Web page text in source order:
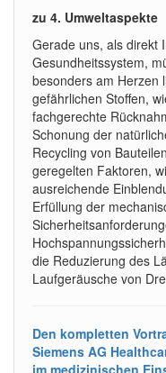
zu 4. Umweltaspekte
Gerade uns, als direkt
Gesundheitssystem,
besonders am Herzen
gefährlichen Stoffen,
fachgerechte
Schonung der
Recycling von
geregelten Faktoren,
ausreichende
Erfüllung der
die Reduzierung des
Laufgeräusche von
Den kompletten
Siemens AG
im medizinischen